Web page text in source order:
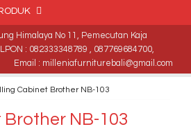
Himalaya No 11, Pemecutan Kaja
: 082333348789 , 087769684700,
Email : milleniafurniturebali@gmail.com
Cabinet Brother NB-103
NB-103